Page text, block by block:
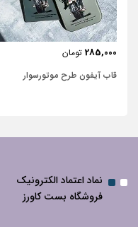
285,000 تومان
قاب آیفون طرح موتور‌سوار
نماد اعتماد الکترونیک
فروشگاه بست کاورز